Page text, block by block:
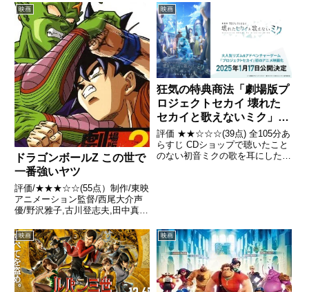
そんな時、登校中に乗った電車で
訪れた「星ヶ浜駅」の近くの海の
砂浜で美しく輝く「時のカケラ」
を拾った伊純は引用- ...
映画
ドラゴンボールZ この世で
一番強いヤツ
評価/★★★☆☆(55点）制作/東映
アニメーション監督/西尾大介声
優/野沢雅子,古川登志夫,田中真弓
はこちらあらすじ天才科学者と謳
われたDr.ウィローの助手である
Dr.コーチンはドラゴンボールを
集め、永久氷壁の...
映画
狂気の特典商法「劇場版プ
ロジェクトセカイ 壊れた
セカイと歌えないミク」レ
ビュー
評価 ★★☆☆☆(39点) 全105分あ
らすじ CDショップで聴いたこと
のない初音ミクの歌を耳にした星
映画 映画